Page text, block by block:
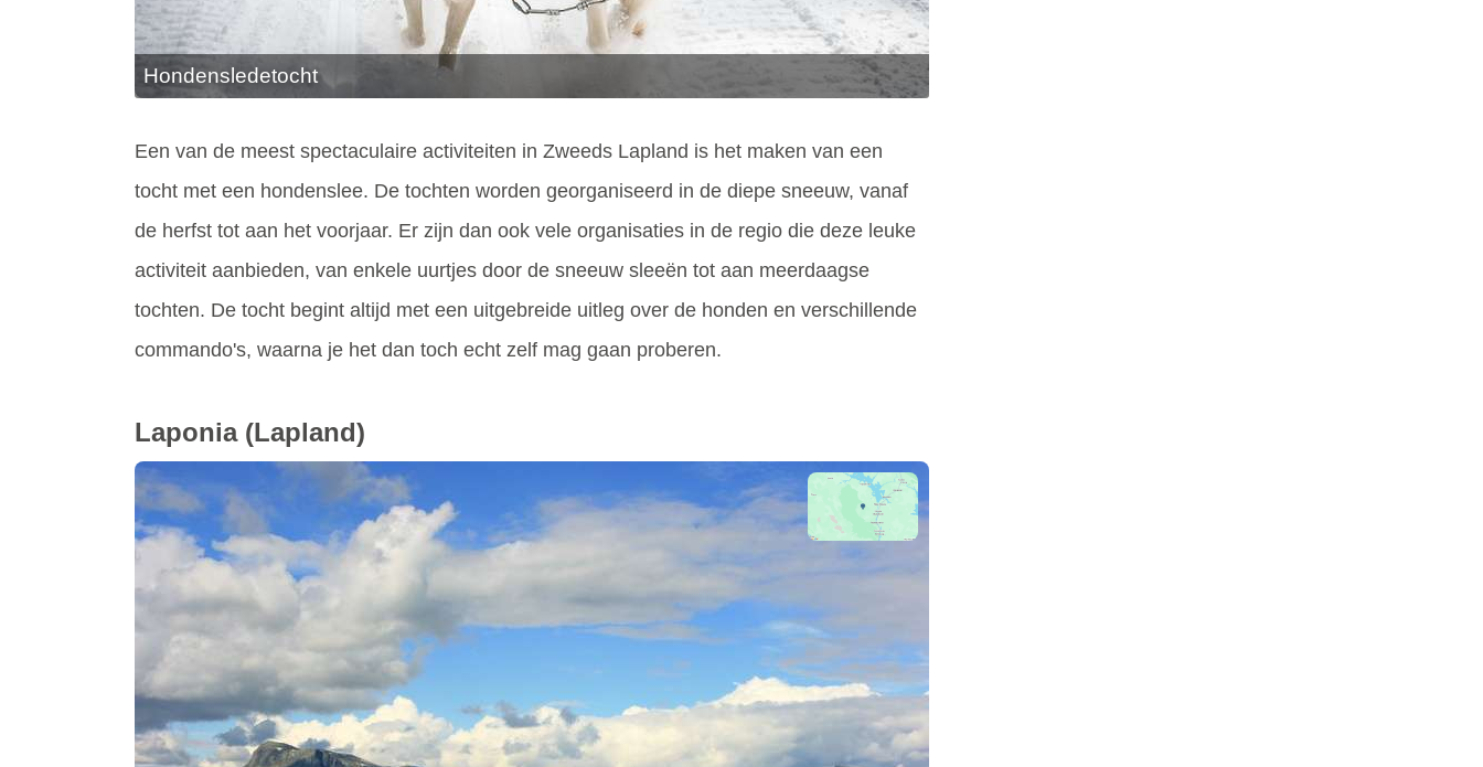
Hondensledetocht
Een van de meest spectaculaire activiteiten in Zweeds Lapland is het maken van een
tocht met een hondenslee. De tochten worden georganiseerd in de diepe sneeuw, vanaf
de herfst tot aan het voorjaar. Er zijn dan ook vele organisaties in de regio die deze leuke
activiteit aanbieden, van enkele uurtjes door de sneeuw sleeën tot aan meerdaagse
tochten. De tocht begint altijd met een uitgebreide uitleg over de honden en verschillende
commando's, waarna je het dan toch echt zelf mag gaan proberen.
Laponia (Lapland)